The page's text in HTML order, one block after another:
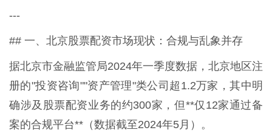
---
## 一、北京股票配资市场现状：合规与乱象并存
据北京市金融监管局2024年一季度数据，北京地区注
册的"投资咨询""资产管理"类公司超1.2万家，其中明
确涉及股票配资业务的约300家，但**仅12家通过备
案的合规平台**（数据截至2024年5月）。